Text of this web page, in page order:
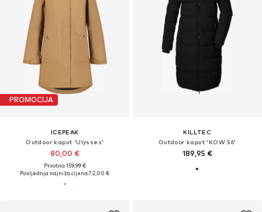
PROMOCIJA
ICEPEAK
Outdoor kaput 'Ulysses'
80,00 €
Prvotno: 159,99 €
Posljednja najniža cijena:72,00 €
KILLTEC
Outdoor kaput 'KOW 56'
189,95 €